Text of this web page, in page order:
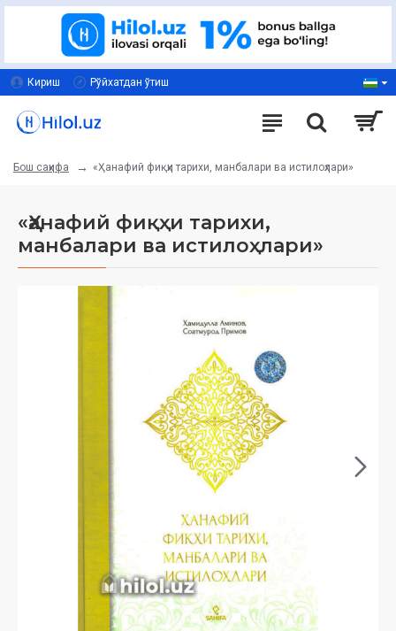
Кириш Рўйхатдан ўтиш
Бош саҳифа «Ҳанафий фиқҳи тарихи, манбалари ва истилоҳлари»
«Ҳанафий фиқҳи тарихи,
манбалари ва истилоҳлари»